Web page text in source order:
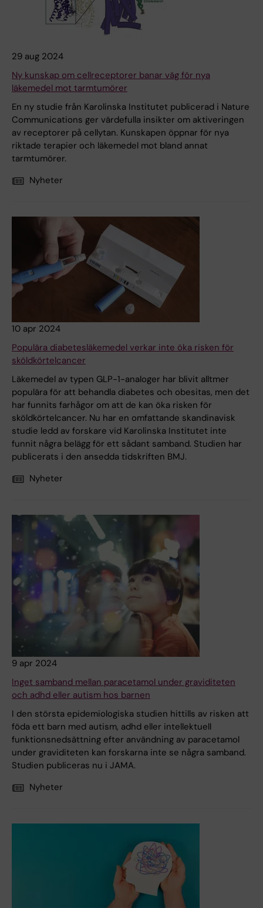
29 aug 2024
Ny kunskap om cellreceptorer banar väg för nya
läkemedel mot tarmtumörer
En ny studie från Karolinska Institutet publicerad i Nature
Communications ger värdefulla insikter om aktiveringen
av receptorer på cellytan. Kunskapen öppnar för nya
riktade terapier och läkemedel mot bland annat
tarmtumörer.
Nyheter
10 apr 2024
Populära diabetesläkemedel verkar inte öka risken för
sköldkörtelcancer
Läkemedel av typen GLP-1-analoger har blivit alltmer
populära för att behandla diabetes och obesitas, men det
har funnits farhågor om att de kan öka risken för
sköldkörtelcancer. Nu har en omfattande skandinavisk
studie ledd av forskare vid Karolinska Institutet inte
funnit några belägg för ett sådant samband. Studien har
publicerats i den ansedda tidskriften BMJ.
Nyheter
9 apr 2024
Inget samband mellan paracetamol under graviditeten
och adhd eller autism hos barnen
I den största epidemiologiska studien hittills av risken att
föda ett barn med autism, adhd eller intellektuell
funktionsnedsättning efter användning av paracetamol
under graviditeten kan forskarna inte se några samband.
Studien publiceras nu i JAMA.
Nyheter